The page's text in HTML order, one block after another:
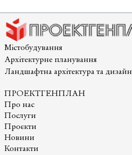
до
Містобудівного
кадастру
на
державному
(МБКД)
Містобудування
Архітектурне планування
Ландшафтна архітектура та дизайн
ПРОЕКТГЕНПЛАН
Про нас
Послуги
Проєкти
Новини
Контакти